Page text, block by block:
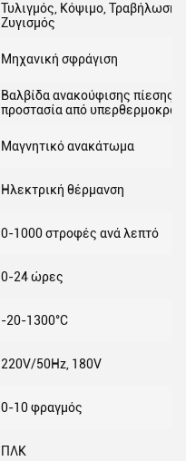
Τυλιγμός, Κόψιμο, Τραβήλωση,
Ζυγισμός
Μηχανική σφράγιση
Βαλβίδα ανακούφισης πίεσης,
προστασία από
Μαγνητικό ανακάτωμα
Ηλεκτρική θέρμανση
0-1000 στροφές ανά λεπτό
0-24 ώρες
-20-1300°C
220V/50Hz, 180V
0-10 φραγμός
ΠΛΚ